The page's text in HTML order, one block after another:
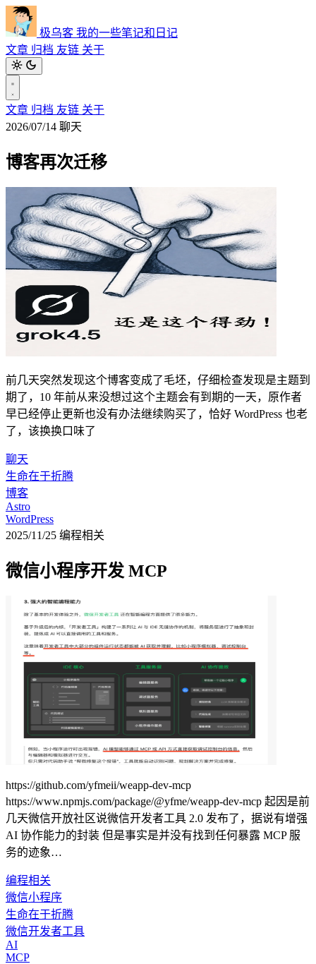
极乌客 我的一些笔记和日记
文章 归档 友链 关于
文章 归档 友链 关于
2026/07/14 聊天
博客再次迁移
前几天突然发现这个博客变成了毛坯，仔细检查发现是主题到
期了，10 年前从来没想过这个主题会有到期的一天，原作者
早已经停止更新也没有办法继续购买了，恰好 WordPress 也老
了，该换换口味了
聊天
生命在于折腾
博客
Astro
WordPress
2025/11/25 编程相关
微信小程序开发 MCP
https://github.com/yfmeii/weapp-dev-mcp
https://www.npmjs.com/package/@yfme/weapp-dev-mcp 起因是前
几天微信开放社区说微信开发者工具 2.0 发布了，据说有增强
AI 协作能力的封装 但是事实是并没有找到任何暴露 MCP 服
务的迹象…
编程相关
微信小程序
生命在于折腾
微信开发者工具
AI
MCP